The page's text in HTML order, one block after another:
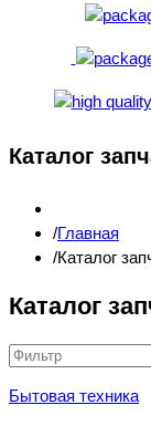
Каталог
Главная
Каталог
Каталог
Бытовая техника